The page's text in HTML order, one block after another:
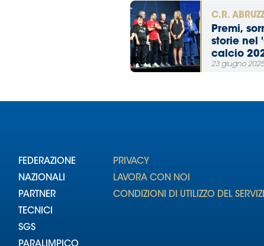
quelli
C.R.
Premi,
storie nel
calcio
dalla LND
23 giugno 2025
FEDERAZIONE
NAZIONALI
PARTNER
TECNICI
SGS
PRIVACY
LAVORA CON NOI
CONDIZIONI DI UTILIZZO DEL